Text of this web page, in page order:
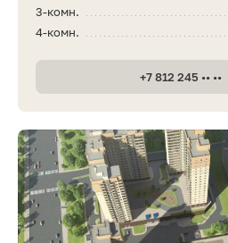
3-комн.
4-комн.
+7 812 245 •• ••